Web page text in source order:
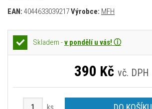
EAN: 4044633039217Výrobce: MFH
Skladem -v pondělí u vás! ⓘ
390 Kč vč. DPH